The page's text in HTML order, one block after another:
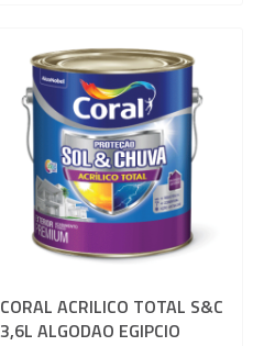
CORAL ACRILICO TOTAL S&C
3,6L ALGODAO EGIPCIO